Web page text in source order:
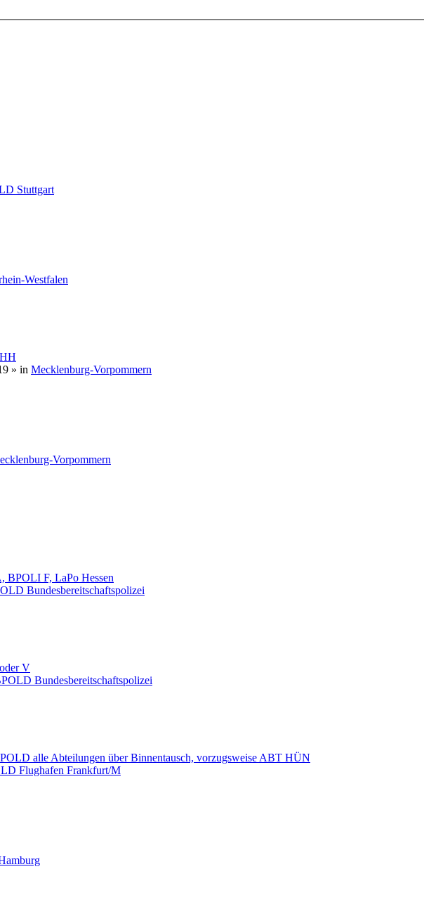
Stuttgart
Westfalen
» in Mecklenburg-Vorpommern
Vorpommern
F, LaPo Hessen
Bundesbereitschaftspolizei
V
Bundesbereitschaftspolizei
alle Abteilungen über Binnentausch, vorzugsweise ABT HÜN
Flughafen Frankfurt/M